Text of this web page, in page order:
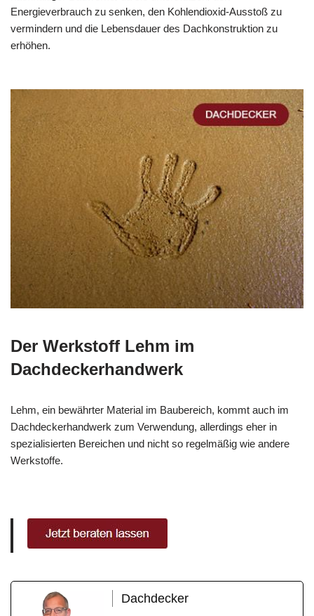
Energieverbrauch zu senken, den Kohlendioxid-Ausstoß zu
vermindern und die Lebensdauer des Dachkonstruktion zu
erhöhen.
Der Werkstoff Lehm im
Dachdeckerhandwerk
Lehm, ein bewährter Material im Baubereich, kommt auch im
Dachdeckerhandwerk zum Verwendung, allerdings eher in
spezialisierten Bereichen und nicht so regelmäßig wie andere
Werkstoffe.
Dachdecker